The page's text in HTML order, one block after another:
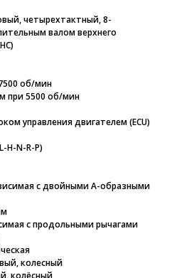
четырехтактный, 8-
валом верхнего
об/мин
при 5500 об/мин
управления двигателем (ECU)
H-N-R-P)
с двойными А-образными
с продольными рычагами
колесный